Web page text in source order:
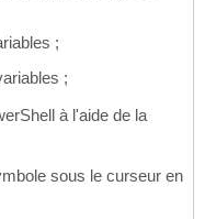
;
;
à l'aide de la
sous le curseur en